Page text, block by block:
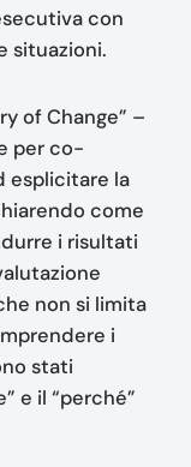
con
situazioni.
of Change” –
per co-
esplicitare la
come
i risultati
non si limita
i
stati
e il “perché”